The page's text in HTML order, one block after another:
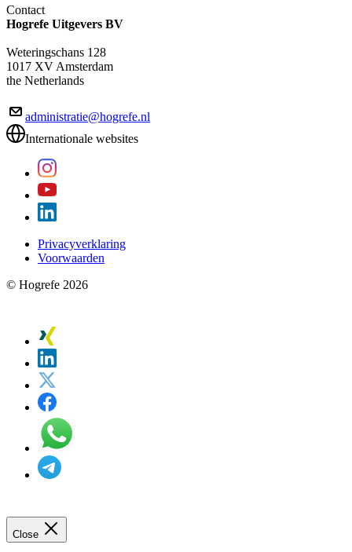
Contact
Hogrefe Uitgevers BV
Weteringschans 128
1017 XV Amsterdam
the Netherlands
administratie@hogrefe.nl
Internationale websites
Privacyverklaring
Voorwaarden
© Hogrefe 2026
Close